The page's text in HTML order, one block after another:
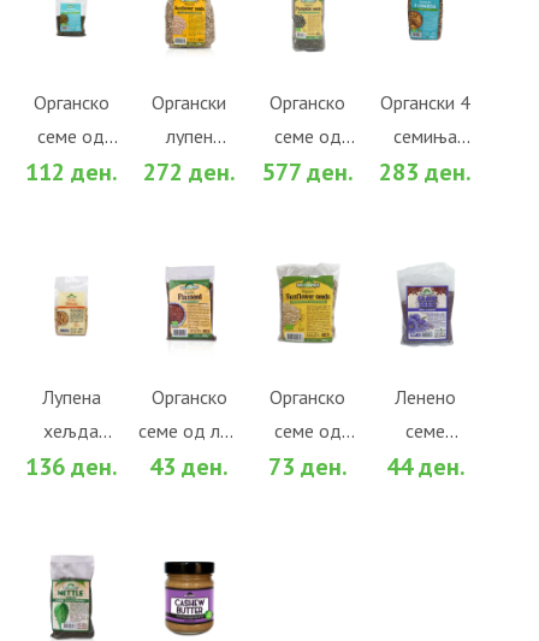
Органско
семе од
тиква
112 ден.
ВО
Во желби
За споредба
Органски
лупен
сончоглед
272 ден.
ВО
КОШНИЧКА
Во желби
За споредба
Органско
семе од
тиква
577 ден.
ВО
КОШНИЧКА
Во желби
За споредба
Органски 4
семиња
(400гр.)
283 ден.
ВО
Во желби
За споредба
Лупена
хељда
(250гр.)
136 ден.
ВО
Во желби
За споредба
Органско
семе од лен
(100гр.)
43 ден.
ВО
КОШНИЧКА
Во желби
За споредба
Органско
семе од
сончоглед
73 ден.
ВО
КОШНИЧКА
Во желби
За споредба
Ленено
семе
(100гр.)
44 ден.
ВО
КОШНИЧКА
Во желби
За споредба
ВО
ВО